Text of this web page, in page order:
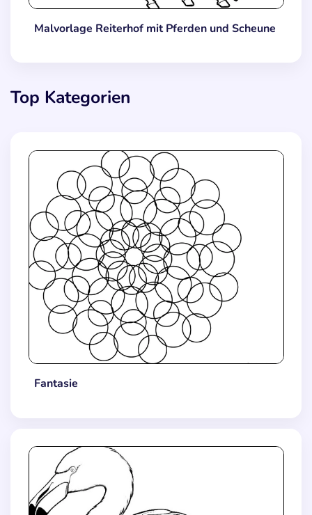
Malvorlage Reiterhof mit Pferden und Scheune
Top Kategorien
Fantasie